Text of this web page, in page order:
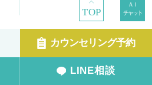
TOP
カウンセリング予約
LINE相談
その他の治療